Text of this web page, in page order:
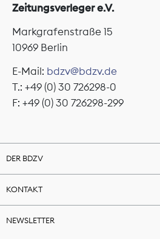
Zeitungsverleger e.V.
Markgrafenstraße 15
10969 Berlin
E-Mail: bdzv@bdzv.de
T.: +49 (0) 30 726298-0
F: +49 (0) 30 726298-299
DER BDZV
KONTAKT
NEWSLETTER